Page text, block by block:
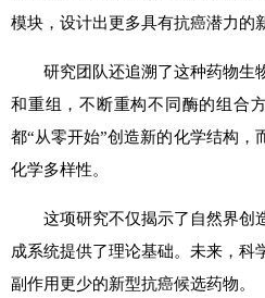
模块，设计出更多具有抗癌潜力的
研究团队还追溯了这种药物生物
和重组，不断重构不同酶的组合
都“从零开始”创造新的化学结构，
化学多样性。
这项研究不仅揭示了自然界创造
成系统提供了理论基础。未来，科
副作用更少的新型抗癌候选药物。